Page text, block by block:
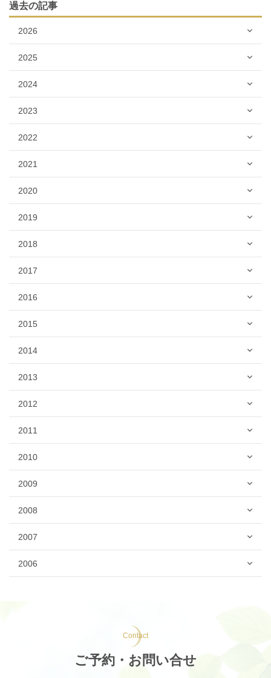
過去の記事
2026
2025
2024
2023
2022
2021
2020
2019
2018
2017
2016
2015
2014
2013
2012
2011
2010
2009
2008
2007
2006
Contact
ご予約・お問い合せ